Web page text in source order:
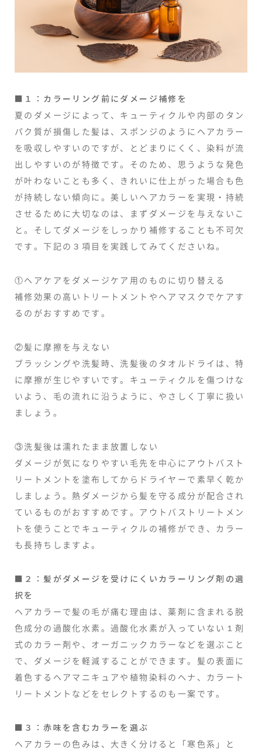
■１：カラーリング前にダメージ補修を
夏のダメージによって、キューティクルや内部のタン
パク質が損傷した髪は、スポンジのようにヘアカラー
を吸収しやすいのですが、とどまりにくく、染料が流
出しやすいのが特徴です。そのため、思うような発色
が叶わないことも多く、きれいに仕上がった場合も色
が持続しない傾向に。美しいヘアカラーを実現・持続
させるために大切なのは、まずダメージを与えないこ
と。そしてダメージをしっかり補修することも不可欠
です。下記の３項目を実践してみてくださいね。
①ヘアケアをダメージケア用のものに切り替える
補修効果の高いトリートメントやヘアマスクでケアす
るのがおすすめです。
②髪に摩擦を与えない
ブラッシングや洗髪時、洗髪後のタオルドライは、特
に摩擦が生じやすいです。キューティクルを傷つけな
いよう、毛の流れに沿うように、やさしく丁寧に扱い
ましょう。
③洗髪後は濡れたまま放置しない
ダメージが気になりやすい毛先を中心にアウトバスト
リートメントを塗布してからドライヤーで素早く乾か
しましょう。熱ダメージから髪を守る成分が配合され
ているものがおすすめです。アウトバストリートメン
トを使うことでキューティクルの補修ができ、カラー
も長持ちしますよ。
■２：髪がダメージを受けにくいカラーリング剤の選
択を
ヘアカラーで髪の毛が痛む理由は、薬剤に含まれる脱
色成分の過酸化水素。過酸化水素が入っていない１剤
式のカラー剤や、オーガニックカラーなどを選ぶこと
で、ダメージを軽減することができます。髪の表面に
着色するヘアマニキュアや植物染料のヘナ、カラート
リートメントなどをセレクトするのも一案です。
■３：赤味を含むカラーを選ぶ
ヘアカラーの色みは、大きく分けると「寒色系」と